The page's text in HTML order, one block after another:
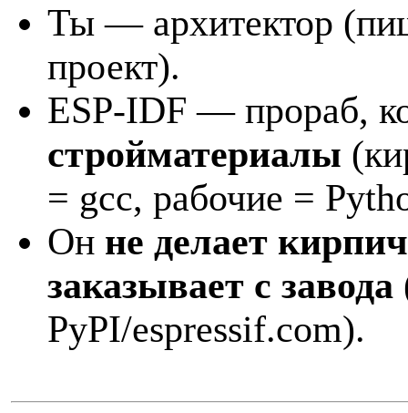
Ты — архитектор
проект).
ESP-IDF — прораб,
стройматериалы
= gcc, рабочие =
Он не делает
заказывает с завода
PyPI/espressif.com).